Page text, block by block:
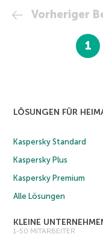
Vorheriger
1
LÖSUNGEN FÜR
Kaspersky Standard
Kaspersky Plus
Kaspersky Premium
Alle Lösungen
KLEINE
1-50 MITARBEITER